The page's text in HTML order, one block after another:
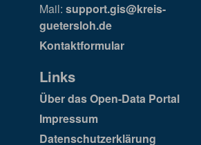
Mail: support.gis@kreis-
guetersloh.de
Kontaktformular
Links
Über das Open-Data Portal
Impressum
Datenschutzerklärung